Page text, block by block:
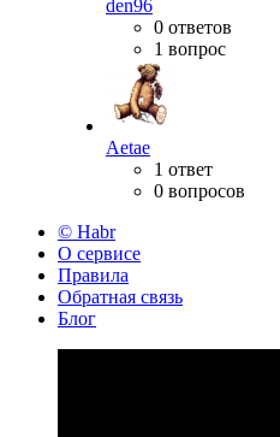
den96
0 ответов
1 вопрос
Aetae
1 ответ
0 вопросов
© Habr
О сервисе
Правила
Обратная связь
Блог